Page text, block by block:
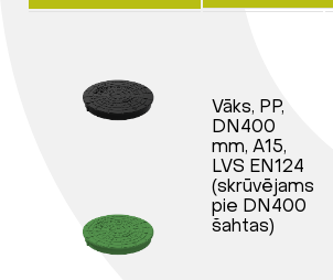
Vāks, PP,
DN400
mm, A15,
LVS EN124
(skrūvējams
pie DN400
šahtas)